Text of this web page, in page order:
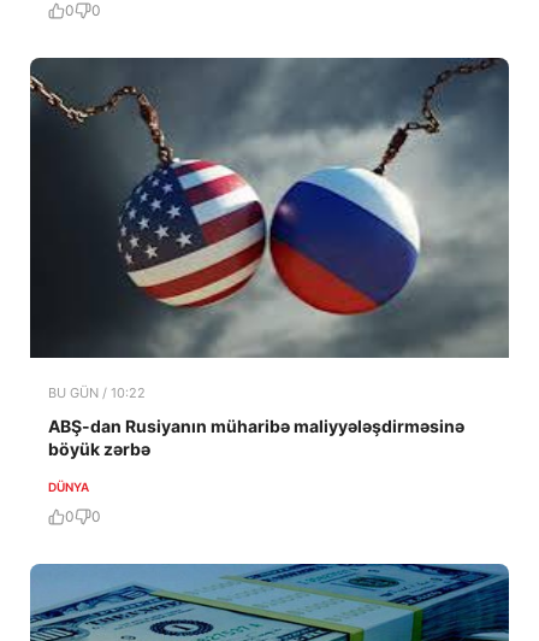
0 0
BU GÜN / 10:22
ABŞ-dan Rusiyanın müharibə maliyyələşdirməsinə
böyük zərbə
DÜNYA
0 0